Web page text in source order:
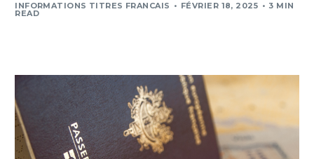
INFORMATIONS TITRES FRANCAIS FÉVRIER 18, 2025 3 MIN
READ